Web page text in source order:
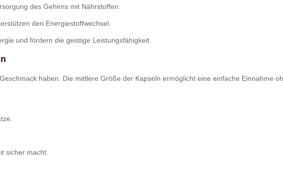
des Gehirns mit Nährstoffen.
den Energiestoffwechsel.
und fördern die geistige Leistungsfähigkeit.
haben. Die mittlere Größe der Kapseln ermöglicht eine einfache Einnahme
sicher macht.